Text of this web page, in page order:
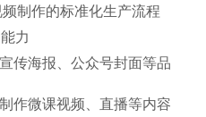
制作的标准化生产流程
力
传海报、公众号封面等品
作微课视频、直播等内容